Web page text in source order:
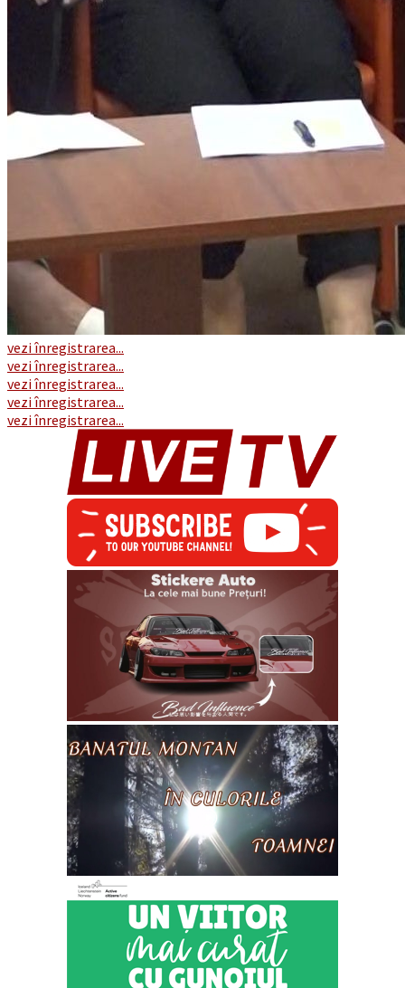
vezi înregistrarea...
vezi înregistrarea...
vezi înregistrarea...
vezi înregistrarea...
vezi înregistrarea...